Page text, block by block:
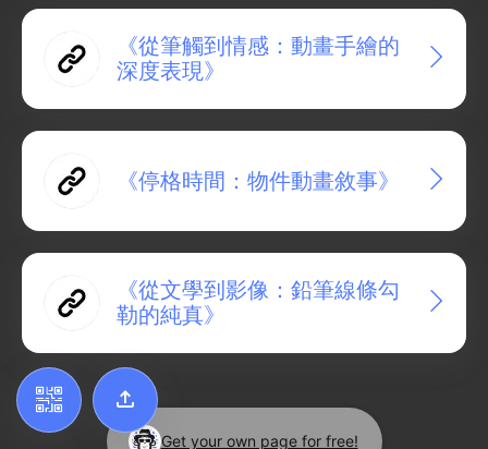
Add to Home Screen
《從筆觸到情感：動畫手繪的
深度表現》
《停格時間：物件動畫敘事》
《從文學到影像：鉛筆線條勾
勒的純真》
Get your own page for free!